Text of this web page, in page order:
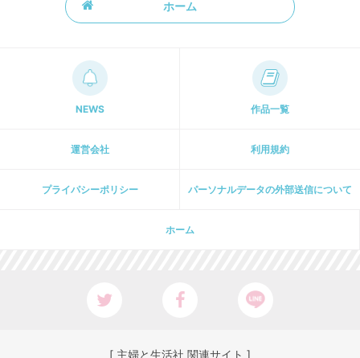
ホーム
NEWS 作品一覧
運営会社 利用規約
プライパシーポリシー パーソナルデータの外部送信について
ホーム
[ 主婦と生活社 関連サイト ]